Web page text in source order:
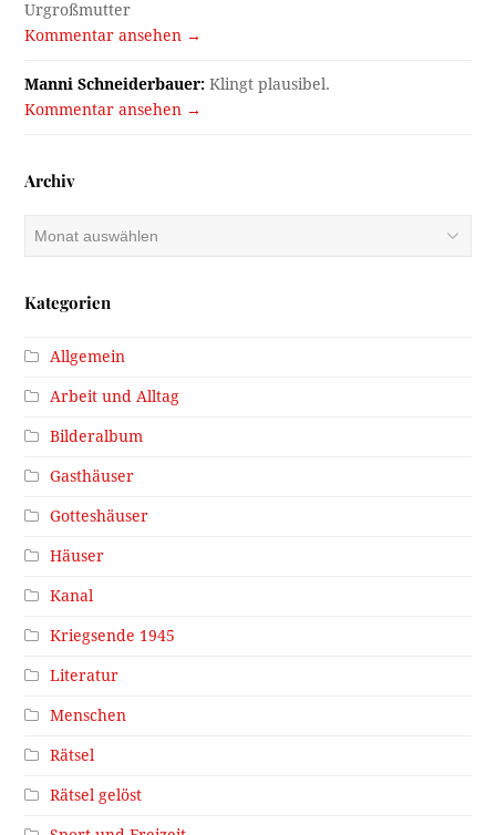
Urgroßmutter
Kommentar ansehen →
Manni Schneiderbauer: Klingt plausibel.
Kommentar ansehen →
Archiv
Archiv
Kategorien
Allgemein
Arbeit und Alltag
Bilderalbum
Gasthäuser
Gotteshäuser
Häuser
Kanal
Kriegsende 1945
Literatur
Menschen
Rätsel
Rätsel gelöst